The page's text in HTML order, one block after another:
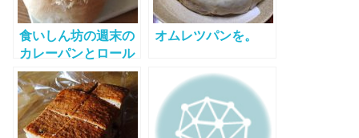
食いしん坊の週末の
カレーパンとロール
ケーキ
オムレツパンを。